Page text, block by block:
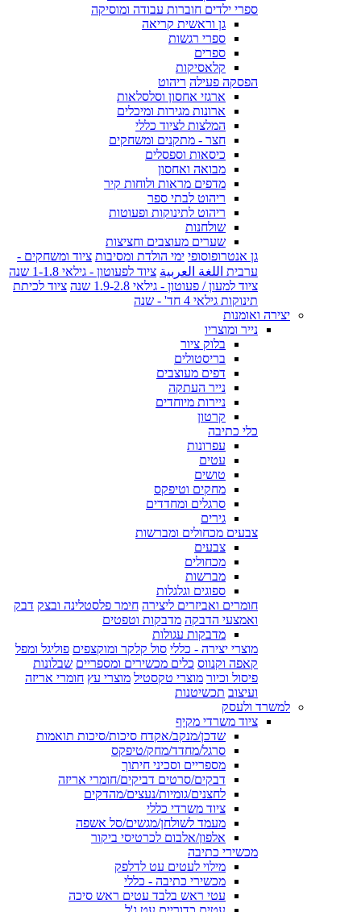
ספרי ילדים חוברות עבודה ומוסיקה
גן וראשית קריאה
ספרי רגשות
ספרים
קלאסיקות
הפסקה פעילה ריהוט
ארגזי אחסון וסלסלאות
ארונות מגירות ומיכלים
המלצות לציוד כללי
חצר - מתקנים ומשחקים
כיסאות וספסלים
מבואה ואחסון
מדפים מראות ולוחות קיר
ריהוט לבתי ספר
ריהוט לתינוקות ופעוטות
שולחנות
שערים מעוצבים וחציצות
גן אנטרופוסופי ימי הולדת ומסיבות ציוד ומשחקים -
ערבית اللغة العربية ציוד לפעוטון - גילאי 1-1.8 שנה
ציוד למעון / פעוטון - גילאי 1.9-2.8 שנה
ציוד לכיתת
תינוקות גילאי 4 חד' - שנה
יצירה ואומנות
נייר ומוצריו
בלוק ציור
בריסטולים
דפים מעוצבים
נייר העתקה
ניירות מיוחדים
קרטון
כלי כתיבה
עפרונות
עטים
טושים
מחקים וטיפקס
סרגלים ומחדדים
גירים
צבעים מכחולים ומברשות
צבעים
מכחולים
מברשות
ספוגים וגלגלות
חומרים ואביזרים ליצירה חימר פלסטלינה ובצק דבק
ואמצעי הדבקה מדבקות וטפטים
מדבקות עגולות
מוצרי יצירה - כללי סול קלקר ומוקצפים פוליגל ומפל
קאפה וקנווס כלים מכשירים ומספריים שבלונות
פיסול וכיור מוצרי טקסטיל מוצרי עץ חומרי אריזה
ועיצוב תכשיטנות
למשרד ולעסק
ציוד משרדי מקיף
שדכן/מנקב/אקדח סיכות/סיכות תואמות
סרגל/מחדד/מחק/טיפקס
מספריים וסכיני חיתוך
דבקים/סרטים דביקים/חומרי אריזה
לחצנים/גומיות/נעצים/מהדקים
ציוד משרדי כללי
מעמד לשולחן/מגשים/סל אשפה
אלפון/אלבום לכרטיסי ביקור
מכשירי כתיבה
מילוי לעטים עט לדלפק
מכשירי כתיבה - כללי
עטי ראש בלבד עטים ראש סיכה